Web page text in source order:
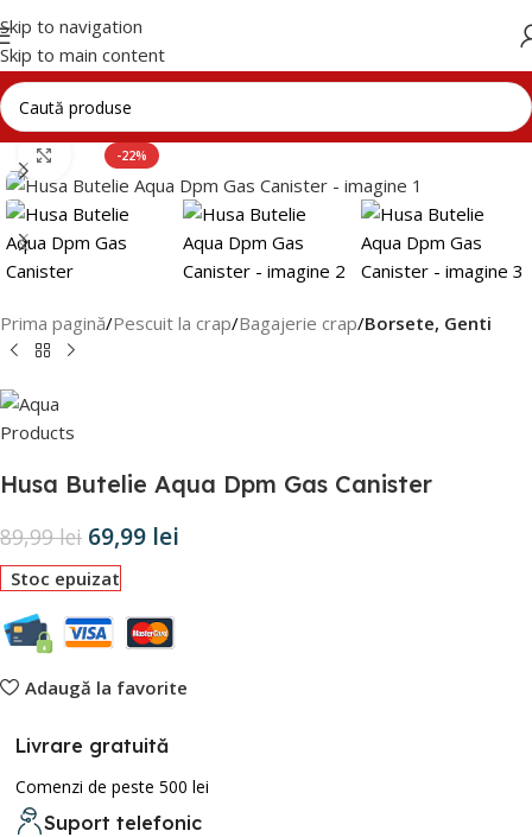
Skip to navigation
Skip to main content
-22%
Click to enlarge
Prima pagină Pescuit la crap Bagajerie crap Borsete, Genti
Husa Butelie Aqua Dpm Gas Canister
89,99lei 69,99 lei
Stoc epuizat
Adaugă la favorite
Livrare gratuită
Comenzi de peste 500 lei
Suport telefonic